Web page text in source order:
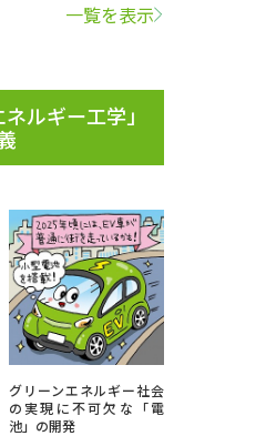
ライブ
訂正のご案内
一覧を表示
ルギー工学」
グリーンエネルギー社会
の実現に不可欠な「電
池」の開発